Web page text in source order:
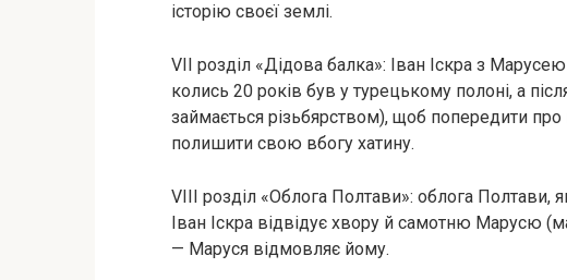
історію своєї землі.
VII розділ «Дідова балка»: Іван Іскра з
колись 20 років був у турецькому полоні, а
займається різьбярством), щоб попередити
полишити свою вбогу хатину.
VIII розділ «Облога Полтави»: облога Полтави,
Іван Іскра відвідує хвору й самотню Марусю
— Маруся відмовляє йому.